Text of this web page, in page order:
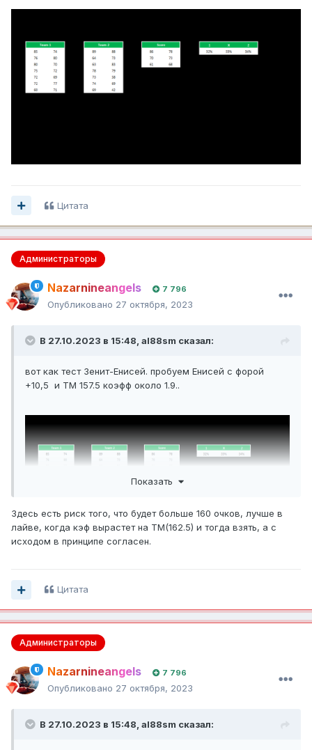
Цитата
Администраторы
Nazarnineangels 7 796
Опубликовано 27 октября, 2023
В 27.10.2023 в 15:48, al88sm сказал:
вот как тест Зенит-Енисей. пробуем Енисей с форой
+10,5 и ТМ 157.5 коэфф около 1.9..
Показать
Здесь есть риск того, что будет больше 160 очков, лучше в
лайве, когда кэф вырастет на ТМ(162.5) и тогда взять, а с
исходом в принципе согласен.
Цитата
Администраторы
Nazarnineangels 7 796
Опубликовано 27 октября, 2023
В 27.10.2023 в 15:48, al88sm сказал: